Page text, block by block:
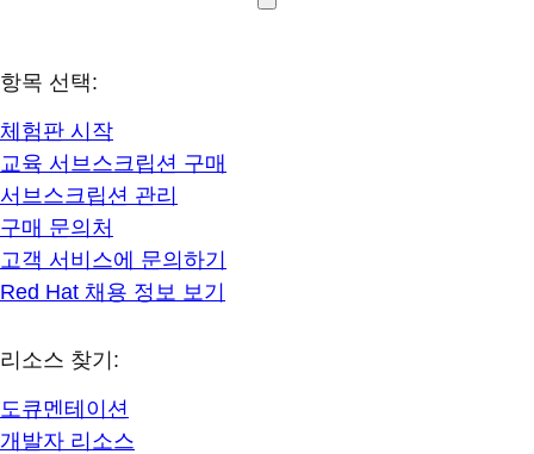
항목 선택:
체험판 시작
교육 서브스크립션 구매
서브스크립션 관리
구매 문의처
고객 서비스에 문의하기
Red Hat 채용 정보 보기
리소스 찾기:
도큐멘테이션
개발자 리소스